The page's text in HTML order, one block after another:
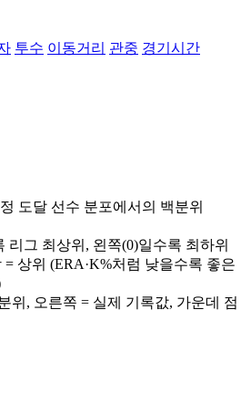
투수 이동거리 관중 경기시간
도달 선수 분포에서의 백분위
리그 최상위, 왼쪽(0)일수록 최하위
= 상위 (ERA·K%처럼 낮을수록 좋은
위, 오른쪽 = 실제 기록값, 가운데 점